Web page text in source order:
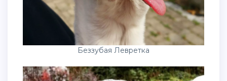
Беззубая Левретка